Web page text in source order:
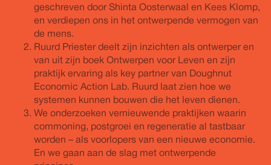
geschreven door Shinta Oosterwaal en Kees Klomp,
en verdiepen ons in het ontwerpende vermogen van
de mens.
Ruurd Priester deelt zijn inzichten als ontwerper en
van uit zijn boek Ontwerpen voor Leven en zijn
praktijk ervaring als key partner van Doughnut
Economic Action Lab. Ruurd laat zien hoe we
systemen kunnen bouwen die het leven dienen.
We onderzoeken vernieuwende praktijken waarin
commoning, postgroei en regeneratie al tastbaar
worden – als voorlopers van een nieuwe economie.
En we gaan aan de slag met ontwerpende